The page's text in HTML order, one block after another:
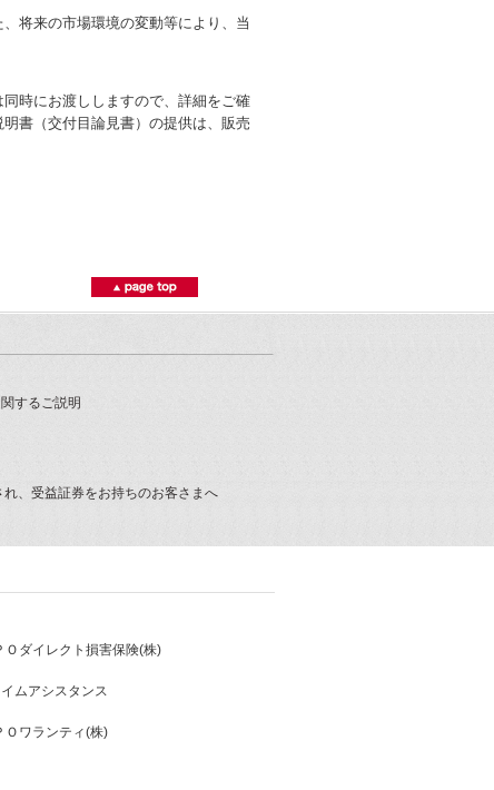
将来の市場環境の変動等により、当
時にお渡ししますので、詳細をご確
書（交付目論見書）の提供は、販売
するご説明
、受益証券をお持ちのお客さまへ
Ｏダイレクト損害保険(株)
ムアシスタンス
Ｏワランティ(株)